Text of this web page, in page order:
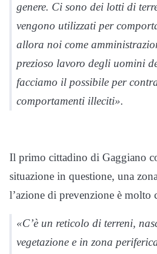
genere. Ci sono dei lotti di
vengono utilizzati per
allora noi come
prezioso lavoro degli uomini
facciamo il possibile per
comportamenti illeciti».
Il primo cittadino di Gaggiano
situazione in questione, una
l’azione di prevenzione è molto
«C’è un reticolo di terreni,
vegetazione e in zona